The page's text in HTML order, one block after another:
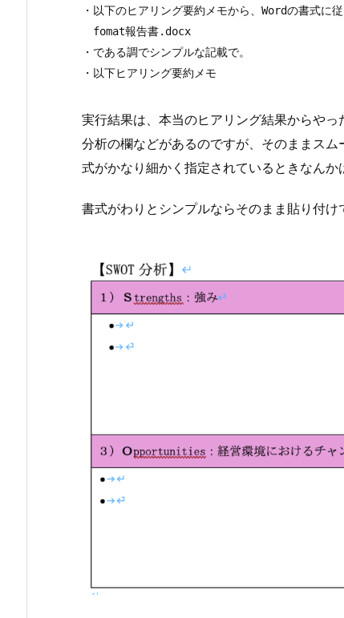
・以下のヒアリング要約メモから、Wordの書式に
fomat報告書.docx
・である調でシンプルな記載で。
実行結果は、本当のヒアリング結果からや
分析の欄などがあるのですが、そのままス
式がかなり細かく指定されているときなんか
書式がわりとシンプルならそのまま貼り付